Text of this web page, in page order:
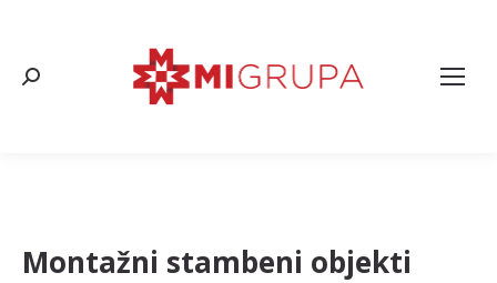
Search:
Montažni stambeni objekti